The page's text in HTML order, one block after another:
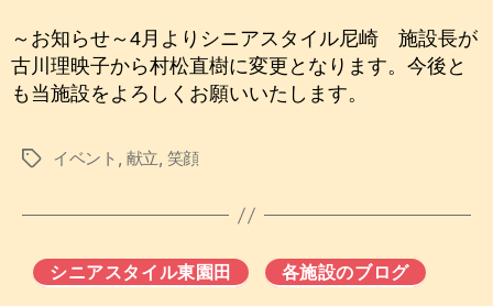
～お知らせ～4月よりシニアスタイル尼崎 施設長が
古川理映子から村松直樹に変更となります。今後と
も当施設をよろしくお願いいたします。
タ
イベント , 献立, 笑顔
シニアスタイル東園田 各施設のブログ